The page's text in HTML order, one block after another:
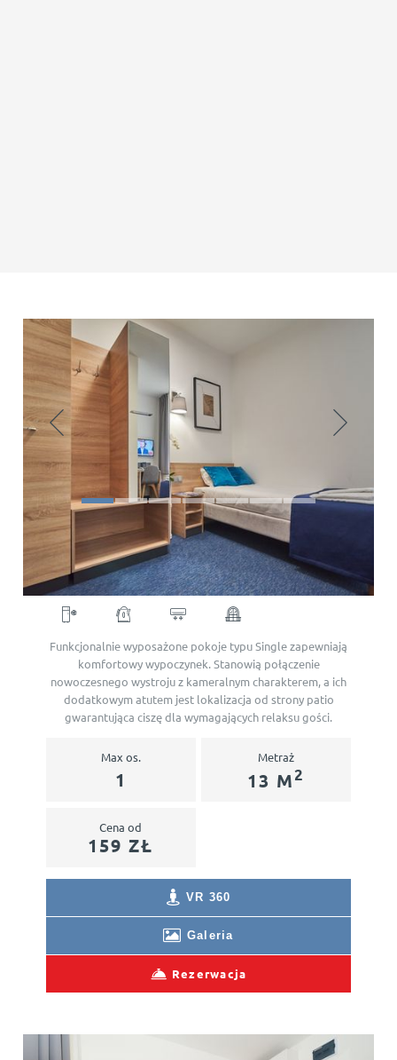
Single Room
Funkcjonalnie wyposażone pokoje typu Single zapewniają
komfortowy wypoczynek. Stanowią połączenie
nowoczesnego wystroju z kameralnym charakterem, a ich
dodatkowym atutem jest lokalizacja od strony patio
gwarantująca ciszę dla wymagających relaksu gości.
Max os.
1
Metraż
13 M2
Cena od
159 ZŁ
VR 360
Galeria
Rezerwacja